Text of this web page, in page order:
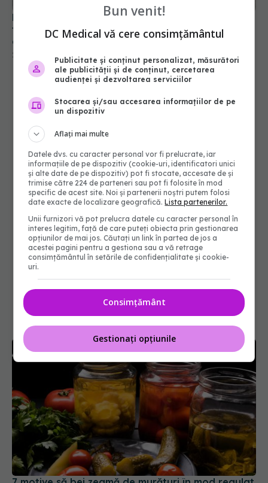
7 motive să bei zeamă de murături în mod regulat
08 dec 2025, 17:15
Bun venit!
DC Medical vă cere consimțământul
Publicitate și conținut personalizat, măsurători
ale publicității și de conținut, cercetarea
audienței și dezvoltarea serviciilor
Stocarea și/sau accesarea informațiilor de pe
un dispozitiv
Aflați mai multe
Datele dvs. cu caracter personal vor fi prelucrate, iar
informațiile de pe dispozitiv (cookie-uri, identificatori unici
și alte date de pe dispozitiv) pot fi stocate, accesate de și
trimise către 224 de parteneri sau pot fi folosite în mod
specific de acest site. Noi și partenerii noștri putem folosi
date exacte de localizare geografică.Lista partenerilor.
Unii furnizori vă pot prelucra datele cu caracter personal în
interes legitim, față de care puteți obiecta prin gestionarea
opțiunilor de mai jos. Căutați un link în partea de jos a
acestei pagini pentru a gestiona sau a vă retrage
consimțământul în setările de confidențialitate și cookie-
uri.
Consimțământ
Gestionați opțiunile